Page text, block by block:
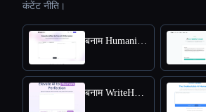
कंटेंट नीति।
बनाम HumanizeAI.com
बनाम WriteHuman